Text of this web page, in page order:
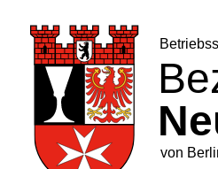
content